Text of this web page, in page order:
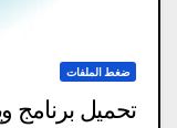
ضغط الملفات